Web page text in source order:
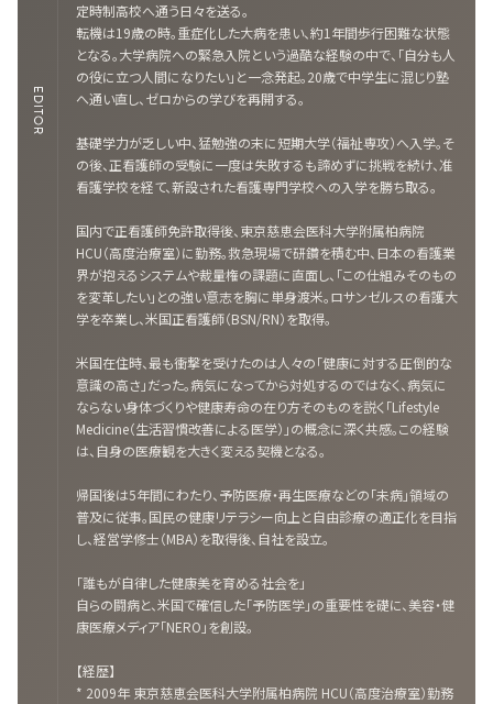
EDITOR
定時制高校へ通う日々を送る。
転機は19歳の時。重症化した大病を患い、約1年間歩行困難な状態
となる。大学病院への緊急入院という過酷な経験の中で、「自分も人
の役に立つ人間になりたい」と一念発起。20歳で中学生に混じり塾
へ通い直し、ゼロからの学びを再開する。
基礎学力が乏しい中、猛勉強の末に短期大学（福祉専攻）へ入学。そ
の後、正看護師の受験に一度は失敗するも諦めずに挑戦を続け、准
看護学校を経て、新設された看護専門学校への入学を勝ち取る。
国内で正看護師免許取得後、東京慈恵会医科大学附属柏病院
HCU（高度治療室）に勤務。救急現場で研鑽を積む中、日本の看護業
界が抱えるシステムや裁量権の課題に直面し、「この仕組みそのもの
を変革したい」との強い意志を胸に単身渡米。ロサンゼルスの看護大
学を卒業し、米国正看護師（BSN/RN）を取得。
米国在住時、最も衝撃を受けたのは人々の「健康に対する圧倒的な
意識の高さ」だった。病気になってから対処するのではなく、病気に
ならない身体づくりや健康寿命の在り方そのものを説く「Lifestyle
Medicine（生活習慣改善による医学）」の概念に深く共感。この経験
は、自身の医療観を大きく変える契機となる。
帰国後は5年間にわたり、予防医療・再生医療などの「未病」領域の
普及に従事。国民の健康リテラシー向上と自由診療の適正化を目指
し、経営学修士（MBA）を取得後、自社を設立。
「誰もが自律した健康美を育める社会を」
自らの闘病と、米国で確信した「予防医学」の重要性を礎に、美容・健
康医療メディア「NERO」を創設。
【経歴】
* 2009年 東京慈恵会医科大学附属柏病院 HCU（高度治療室）勤務